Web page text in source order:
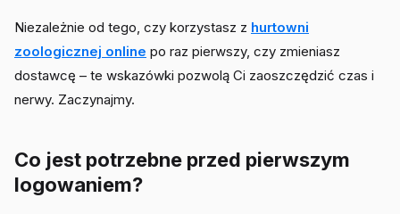
Niezależnie od tego, czy korzystasz z hurtowni
zoologicznej online po raz pierwszy, czy zmieniasz
dostawcę – te wskazówki pozwolą Ci zaoszczędzić czas i
nerwy. Zaczynajmy.
Co jest potrzebne przed pierwszym
logowaniem?